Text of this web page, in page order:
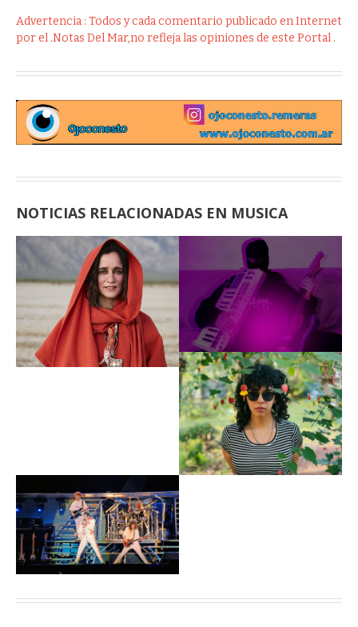
Advertencia : Todos y cada comentario publicado en Internet
por el .Notas Del Mar,no refleja las opiniones de este Portal .
NOTICIAS RELACIONADAS EN MUSICA